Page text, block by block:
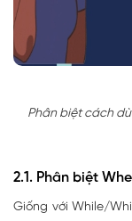
Phân biệt cách
2.1. Phân biệt
Giống với While/